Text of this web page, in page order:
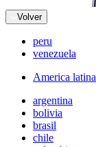
Volver
peru
venezuela
America latina
argentina
bolivia
brasil
chile